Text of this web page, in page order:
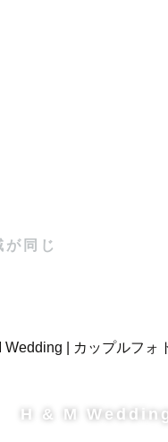
が同じ
H & M Wedding